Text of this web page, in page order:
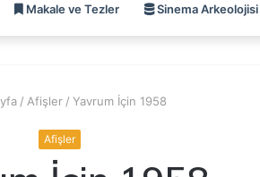
Makale ve Tezler Sinema Arkeolojisi
/ Afişler / Yavrum İçin 1958
Afişler